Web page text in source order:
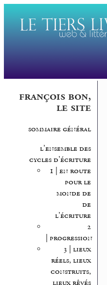
françois bon,
le site
sommaire général
l’ensemble des
cycles d’écriture
1 | en route
pour le
monde de
de
l’écriture
2
| progression
3 | lieux
réels, lieux
construits,
lieux rêvés